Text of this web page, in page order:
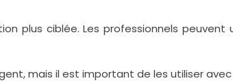
plus ciblée. Les professionnels peuvent
mais il est important de les utiliser